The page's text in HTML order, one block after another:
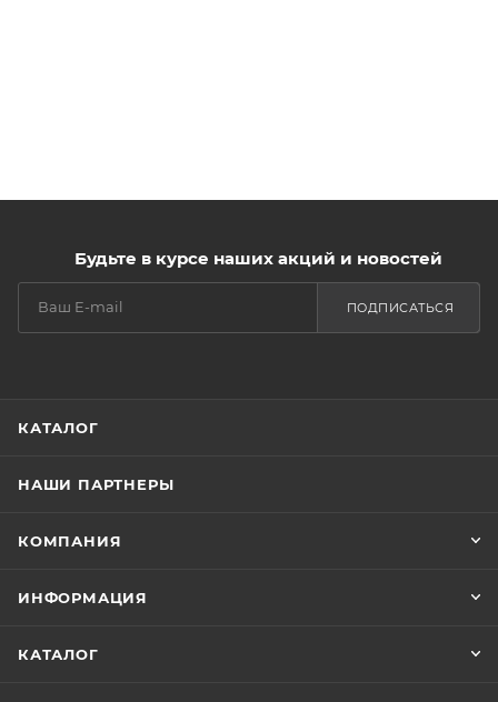
Будьте в курсе наших акций и новостей
ПОДПИСАТЬСЯ
КАТАЛОГ
НАШИ ПАРТНЕРЫ
КОМПАНИЯ
ИНФОРМАЦИЯ
КАТАЛОГ